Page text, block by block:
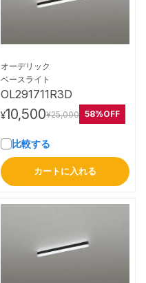
オーデリック
ベースライト
OL291711R3D
¥10,500¥25,000 58%OFF
比較する
カートに入れる